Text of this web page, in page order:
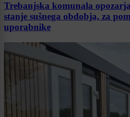
Trebanjska komunala
stanje sušnega obdobja, za
uporabnike